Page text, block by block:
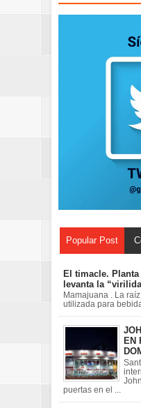
Popular Post
El timacle.
levanta la
Mamajuana . La
utilizada para
EN
puertas en el ...